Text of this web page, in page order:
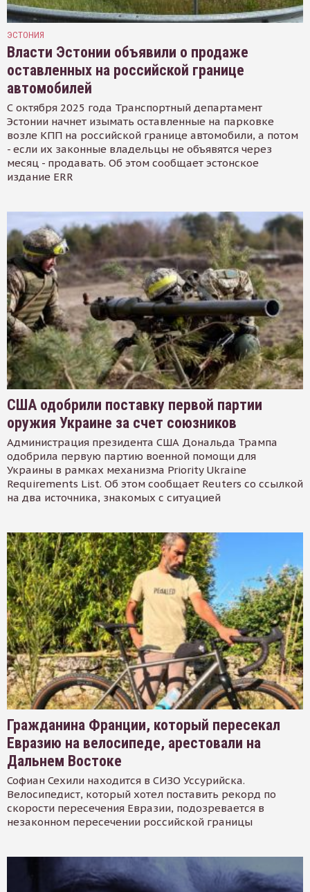
ЭСТОНИЯ
Власти Эстонии объявили о продаже
оставленных на российской границе
автомобилей
С октября 2025 года Транспортный департамент
Эстонии начнет изымать оставленные на парковке
возле КПП на российской границе автомобили, а потом
- если их законные владельцы не объявятся через
месяц - продавать. Об этом сообщает эстонское
издание ERR
США одобрили поставку первой партии
оружия Украине за счет союзников
Администрация президента США Дональда Трампа
одобрила первую партию военной помощи для
Украины в рамках механизма Priority Ukraine
Requirements List. Об этом сообщает Reuters со ссылкой
на два источника, знакомых с ситуацией
Гражданина Франции, который пересекал
Евразию на велосипеде, арестовали на
Дальнем Востоке
Софиан Сехили находится в СИЗО Уссурийска.
Велосипедист, который хотел поставить рекорд по
скорости пересечения Евразии, подозревается в
незаконном пересечении российской границы